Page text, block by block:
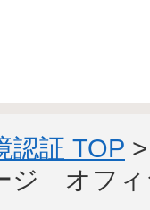
認証 TOP
ジ オフ